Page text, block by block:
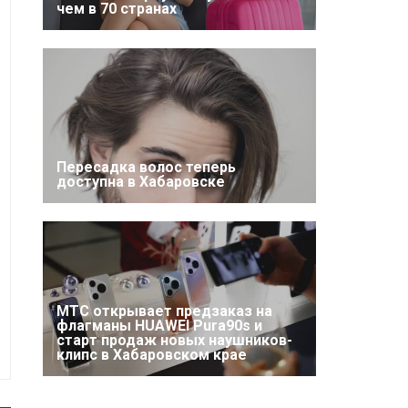
чем в 70 странах
Пересадка волос теперь
доступна в Хабаровске
МТС открывает предзаказ на
флагманы HUAWEI Pura90s и
старт продаж новых наушников-
клипс в Хабаровском крае